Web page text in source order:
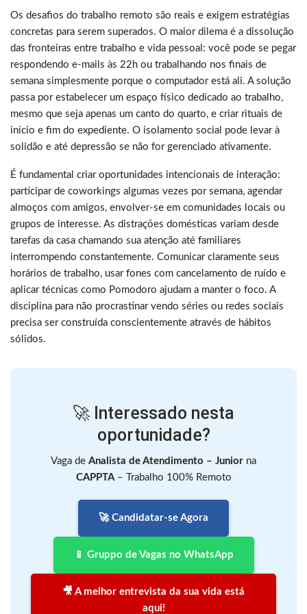
Os desafios do trabalho remoto são reais e exigem estratégias
concretas para serem superados. O maior dilema é a dissolução
das fronteiras entre trabalho e vida pessoal: você pode se pegar
respondendo e-mails às 22h ou trabalhando nos finais de
semana simplesmente porque o computador está ali. A solução
passa por estabelecer um espaço físico dedicado ao trabalho,
mesmo que seja apenas um canto do quarto, e criar rituais de
início e fim do expediente. O isolamento social pode levar à
solidão e até depressão se não for gerenciado ativamente.
É fundamental criar oportunidades intencionais de interação:
participar de coworkings algumas vezes por semana, agendar
almoços com amigos, envolver-se em comunidades locais ou
grupos de interesse. As distrações domésticas variam desde
tarefas da casa chamando sua atenção até familiares
interrompendo constantemente. Comunicar claramente seus
horários de trabalho, usar fones com cancelamento de ruído e
aplicar técnicas como Pomodoro ajudam a manter o foco. A
disciplina para não procrastinar vendo séries ou redes sociais
precisa ser construída conscientemente através de hábitos
sólidos.
🚀 Interessado nesta
oportunidade?
Vaga de Analista de Atendimento – Junior na
CAPPTA– Trabalho 100% Remoto
🚀 Candidatar-se Agora
📱 Gruppo de Vagas no WhatsApp
🎥 A melhor entrevista da sua vida está
aqui!